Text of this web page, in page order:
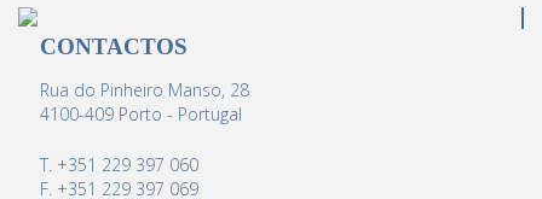
CONTACTOS
Rua do Pinheiro Manso, 28
4100-409 Porto - Portugal
T. +351 229 397 060
F. +351 229 397 069